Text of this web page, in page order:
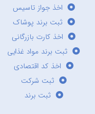
اخذ جواز تاسیس
ثبت برند پوشاک
اخذ کارت بازرگانی
ثبت برند مواد غذایی
اخذ کد اقتصادی
ثبت شرکت
ثبت برند